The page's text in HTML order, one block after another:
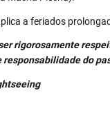
a feriados
rigorosamente
responsabilidade do